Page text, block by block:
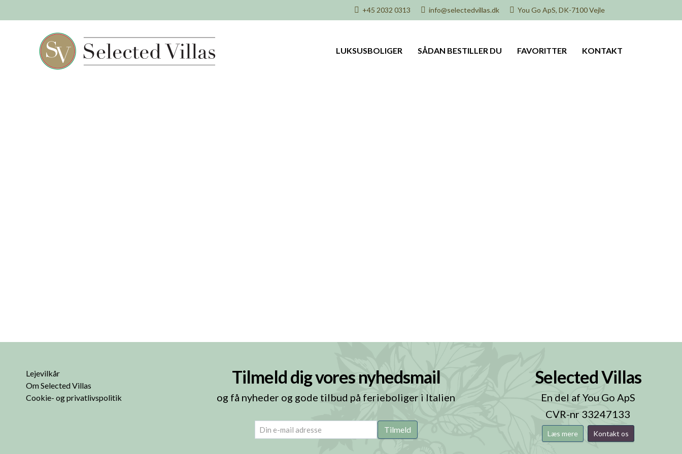
+45 2032 0313 info@selectedvillas.dk You Go ApS, DK-7100 Vejle
LUKSUSBOLIGER SÅDAN BESTILLER DU FAVORITTER KONTAKT
Lejevilkår
Om Selected Villas
Cookie- og privatlivspolitik
Tilmeld dig vores nyhedsmail
og få nyheder og gode tilbud på ferieboliger i Italien
email (Påkrævet) Tilmeld
Selected Villas
En del af You Go ApS
CVR-nr 33247133
Læs mere Kontakt os